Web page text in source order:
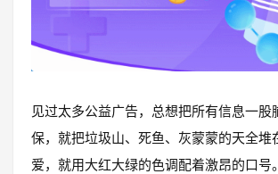
见过太多公益广告，总想把所有信息一股
保，就把垃圾山、死鱼、灰蒙蒙的天全堆
爱，就用大红大绿的色调配着激昂的口号。